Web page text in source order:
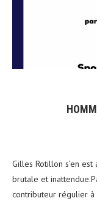
Gilles Rotillon s’en
brutale et
contributeur régulier à